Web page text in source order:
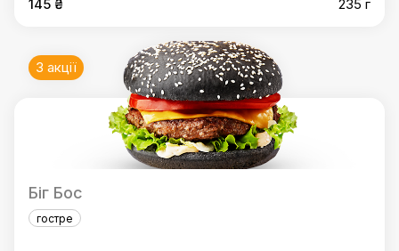
145 ₴ 235 г
3 акції
Біг Бос
гостре